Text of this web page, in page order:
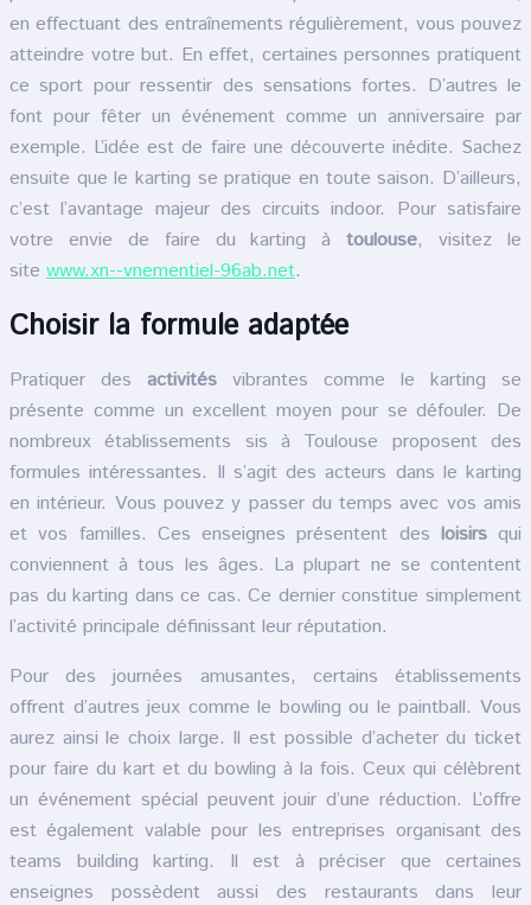
en effectuant des entraînements régulièrement, vous pouvez
atteindre votre but. En effet, certaines personnes pratiquent
ce sport pour ressentir des sensations fortes. D’autres le
font pour fêter un événement comme un anniversaire par
exemple. L’idée est de faire une découverte inédite. Sachez
ensuite que le karting se pratique en toute saison. D’ailleurs,
c’est l’avantage majeur des circuits indoor. Pour satisfaire
votre envie de faire du karting àtoulouse, visitez le
site www.xn--vnementiel-96ab.net.
Choisir la formule adaptée
Pratiquer des activités vibrantes comme le karting se
présente comme un excellent moyen pour se défouler. De
nombreux établissements sis à Toulouse proposent des
formules intéressantes. Il s’agit des acteurs dans le karting
en intérieur. Vous pouvez y passer du temps avec vos amis
et vos familles. Ces enseignes présentent des loisirsqui
conviennent à tous les âges. La plupart ne se contentent
pas du karting dans ce cas. Ce dernier constitue simplement
l’activité principale définissant leur réputation.
Pour des journées amusantes, certains établissements
offrent d’autres jeux comme le bowling ou le paintball. Vous
aurez ainsi le choix large. Il est possible d’acheter du ticket
pour faire du kart et du bowling à la fois. Ceux qui célèbrent
un événement spécial peuvent jouir d’une réduction. L’offre
est également valable pour les entreprises organisant des
teams building karting. Il est à préciser que certaines
enseignes possèdent aussi des restaurants dans leur